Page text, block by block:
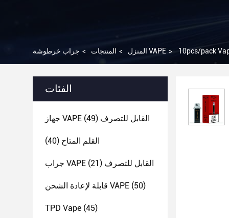
المنزل > المنتجات > جراب خرطوشة VAPE >
الفئات
جهاز VAPE القابل للتصرف (49)
القلم المتاح (40)
جراب VAPE القابل للتصرف (21)
قابلة لإعادة الشحن VAPE (50)
TPD Vape (45)